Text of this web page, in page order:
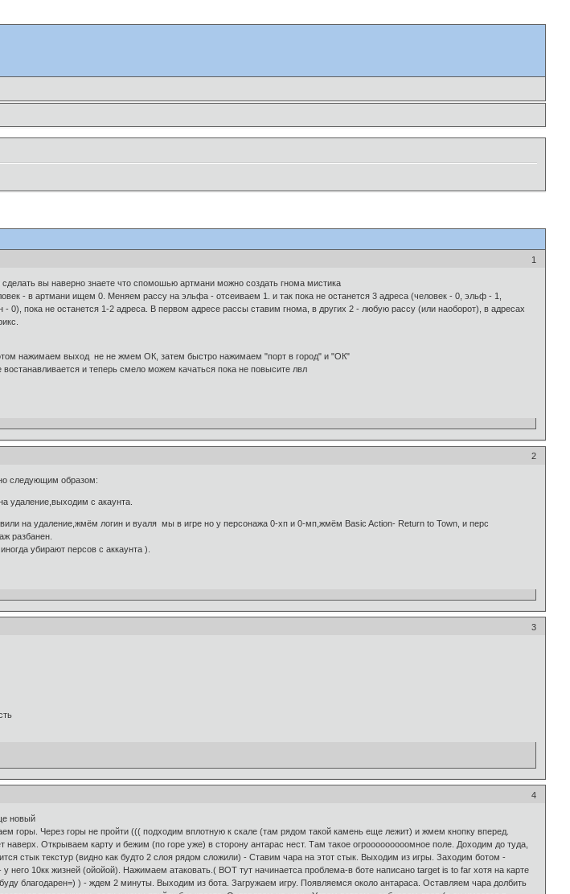
1
вы наверно знаете что спомошью артмани можно создать гнома мистика
- в артмани ищем 0. Меняем рассу на эльфа - отсеиваем 1. и так пока не останется 3 адреса (человек - 0, эльф - 1,
пока не останется 1-2 адреса. В первом адресе рассы ставим гнома, в других 2 - любую рассу (или наоборот), в адресах
нажимаем выход не не жмем ОК, затем быстро нажимаем "порт в город" и "ОК"
и теперь смело можем качаться пока не повысите лвл
2
следующим образом:
удаление,выходим с акаунта.
на удаление,жмём логин и вуаля мы в игре но у персонажа 0-хп и 0-мп,жмём Basic Action- Return to Town, и перс
разбанен.
убирают персов с аккаунта ).
3
4
новый
горы. Через горы не пройти ((( подходим вплотную к скале (там рядом такой камень еще лежит) и жмем кнопку вперед.
Открываем карту и бежим (по горе уже) в сторону антарас нест. Там такое огрооооооооомное поле. Доходим до туда,
стык текстур (видно как будто 2 слоя рядом сложили) - Ставим чара на этот стык. Выходим из игры. Заходим ботом -
10кк жизней (ойойой). Нажимаем атаковать.( ВОТ тут начинаетса проблема-в боте написано target is to far хотя на карте
благодарен=) ) - ждем 2 минуты. Выходим из бота. Загружаем игру. Появляемся около антараса. Оставляем чара долбить